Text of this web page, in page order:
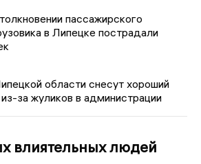
пассажирского
в Липецке пострадали
области снесут хороший
за жуликов в администрации
влиятельных людей